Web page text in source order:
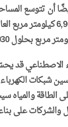
أن تتوسع
البيانات من 6,900
الاصطناعي قد
شبكات الكهرباء
الطاقة والمياه
والشركات على